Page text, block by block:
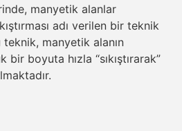
manyetik alanlar
adı verilen bir teknik
manyetik alanın
boyuta hızla “sıkıştırarak”